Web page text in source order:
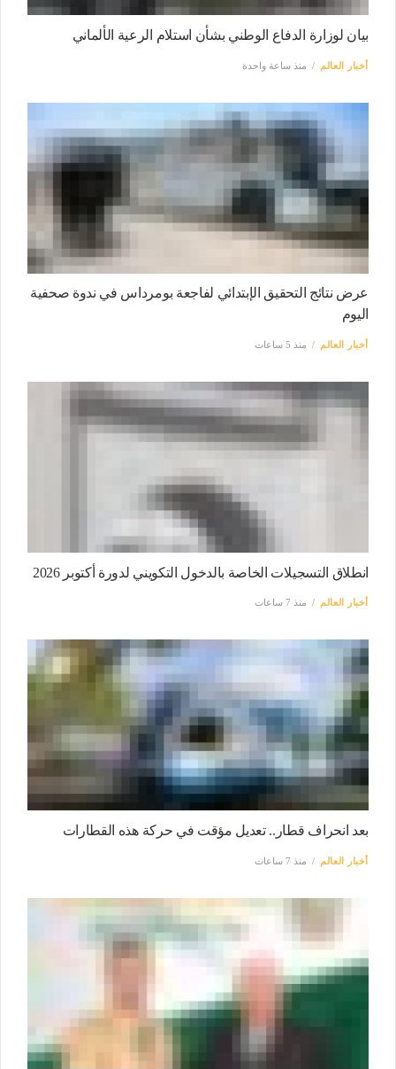
بيان لوزارة الدفاع الوطني بشأن استلام الرعية الألماني
أخبار العالم منذ ساعة واحدة
عرض نتائج التحقيق الإبتدائي لفاجعة بومرداس في ندوة صحفية
اليوم
أخبار العالم منذ 5 ساعات
انطلاق التسجيلات الخاصة بالدخول التكويني لدورة أكتوبر 2026
أخبار العالم منذ 7 ساعات
بعد انحراف قطار.. تعديل مؤقت في حركة هذه القطارات
أخبار العالم منذ 7 ساعات